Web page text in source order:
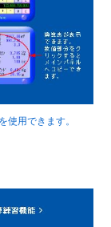
使用できます。